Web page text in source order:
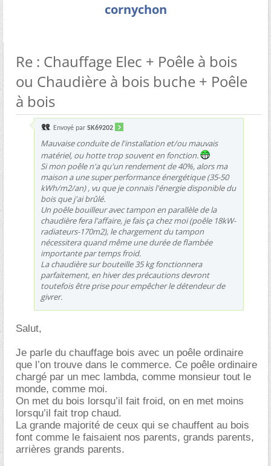
cornychon
Re : Chauffage Elec + Poêle à bois
ou Chaudière à bois buche + Poêle
à bois
Envoyé par SK69202
Mauvaise conduite de l'installation et/ou mauvais
matériel, ou hotte trop souvent en fonction.
Si mon poêle n'a qu'un rendement de 40%, alors ma
maison a une super performance énergétique (35-50
kWh/m2/an) , vu que je connais l'énergie disponible du
bois que j'ai brûlé.
Un poêle bouilleur avec tampon en parallèle de la
chaudière fera l'affaire, je fais ça chez moi (poêle 18kW-
radiateurs-170m2), le chargement du tampon
nécessitera quand même une durée de flambée
importante par temps froid.
La chaudière sur bouteille 35 kg fonctionnera
parfaitement, en hiver des précautions devront
toutefois être prise pour empêcher le détendeur de
givrer.
Salut,
Je parle du chauffage bois avec un poêle ordinaire
que l’on trouve dans le commerce. Ce poêle ordinaire
chargé par un mec lambda, comme monsieur tout le
monde, comme moi.
On met du bois lorsqu’il fait froid, on en met moins
lorsqu’il fait trop chaud.
La grande majorité de ceux qui se chauffent au bois
font comme le faisaient nos parents, grands parents,
arrières grands parents.